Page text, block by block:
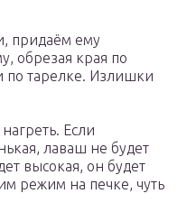
придаём ему
обрезая края по
тарелке. Излишки
Если
лаваш не будет
высокая, он будет
режим на печке, чуть